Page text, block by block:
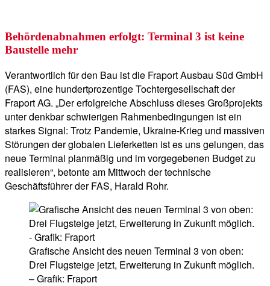
Behördenabnahmen erfolgt: Terminal 3 ist keine
Baustelle mehr
Verantwortlich für den Bau ist die Fraport Ausbau Süd GmbH
(FAS), eine hundertprozentige Tochtergesellschaft der
Fraport AG. „Der erfolgreiche Abschluss dieses Großprojekts
unter denkbar schwierigen Rahmenbedingungen ist ein
starkes Signal: Trotz Pandemie, Ukraine-Krieg und massiven
Störungen der globalen Lieferketten ist es uns gelungen, das
neue Terminal planmäßig und im vorgegebenen Budget zu
realisieren“, betonte am Mittwoch der technische
Geschäftsführer der FAS, Harald Rohr.
Grafische Ansicht des neuen Terminal 3 von oben:
Drei Flugsteige jetzt, Erweiterung in Zukunft möglich.
– Grafik: Fraport